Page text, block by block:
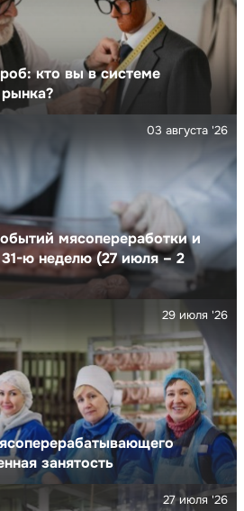
кто вы в системе
мясопереработки и
ю неделю (27 июля – 2
03 августа '26
занятость
29 июля '26
27 июля '26